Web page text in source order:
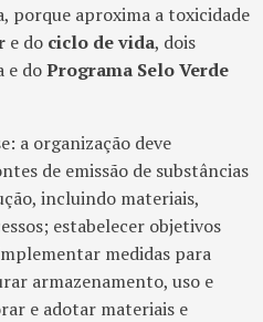
porque aproxima a toxicidade
e do ciclo de vida, dois
e doPrograma Selo Verde
a organização deve
de emissão de substâncias
incluindo materiais,
estabelecer objetivos
medidas para
armazenamento, uso e
e adotar materiais e